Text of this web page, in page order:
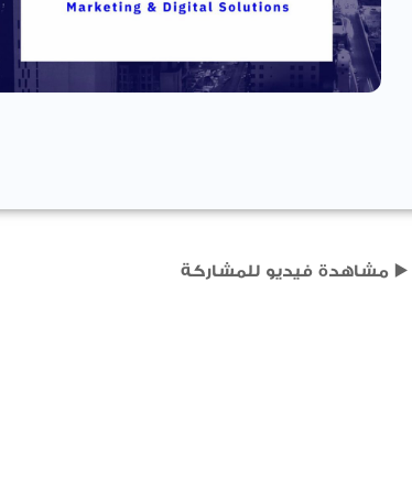
▶️ مشاهدة فيديو للمشاركة